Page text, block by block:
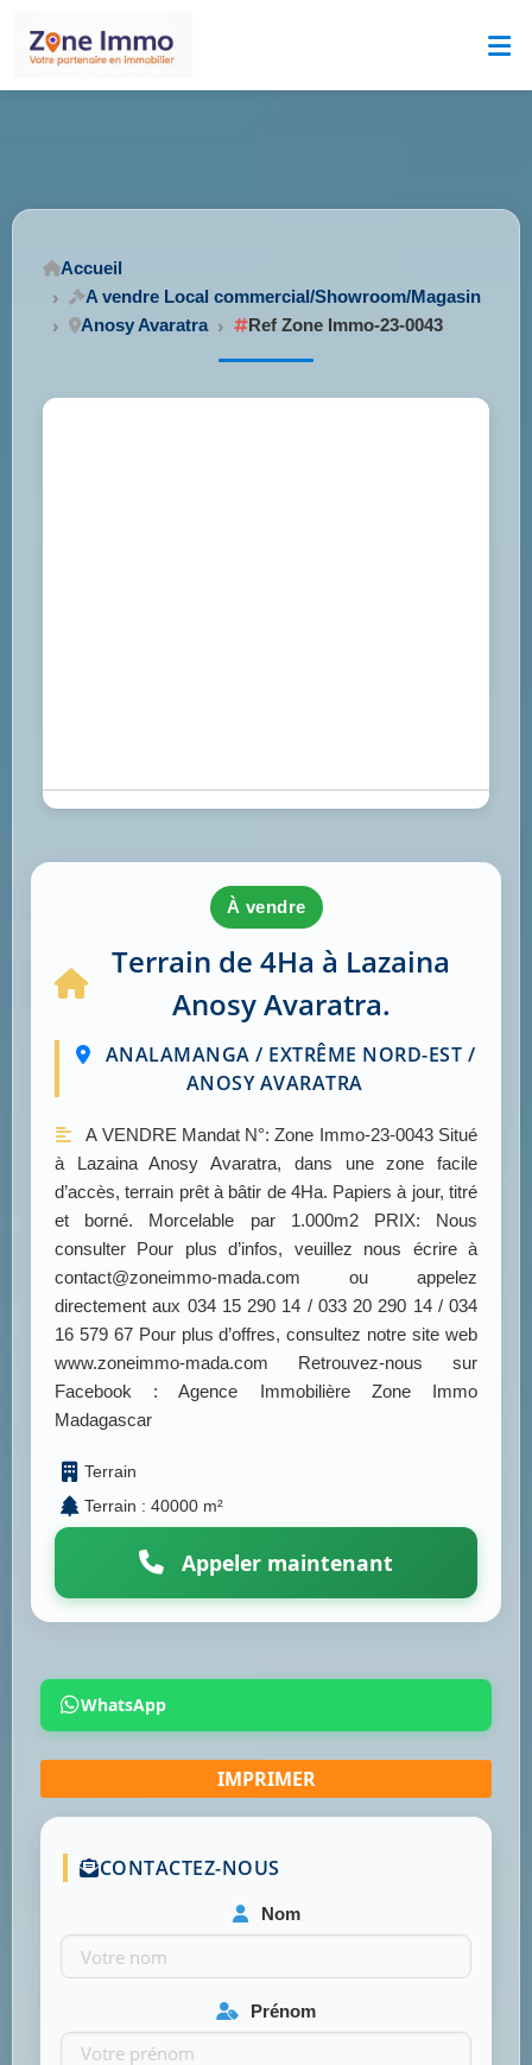
Accueil
A vendre Local commercial/Showroom/Magasin
Anosy Avaratra
Ref Zone Immo-23-0043
à vendre
Terrain de 4Ha à Lazaina
Anosy Avaratra.
ANALAMANGA / EXTRÊME NORD-EST /
ANOSY AVARATRA
A VENDRE Mandat N°: Zone Immo-23-0043 Situé
à Lazaina Anosy Avaratra, dans une zone facile
d’accès, terrain prêt à bâtir de 4Ha. Papiers à jour, titré
et borné. Morcelable par 1.000m2 PRIX: Nous
consulter Pour plus d’infos, veuillez nous écrire à
contact@zoneimmo-mada.com ou appelez
directement aux 034 15 290 14 / 033 20 290 14 / 034
16 579 67 Pour plus d’offres, consultez notre site web
www.zoneimmo-mada.com Retrouvez-nous sur
Facebook : Agence Immobilière Zone Immo
Madagascar
Terrain
Terrain : 40000 m²
Appeler maintenant
WhatsApp
CONTACTEZ-NOUS
Nom
Prénom